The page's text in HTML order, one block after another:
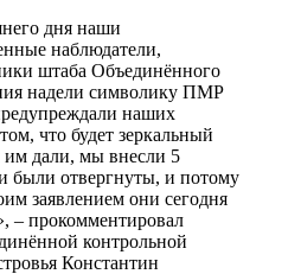
дня наши
наблюдатели,
штаба Объединённого
надели символику ПМР
наших
что будет зеркальный
им дали, мы внесли 5
были отвергнуты, и потому
заявлением они сегодня
– прокомментировал
контрольной
Константин